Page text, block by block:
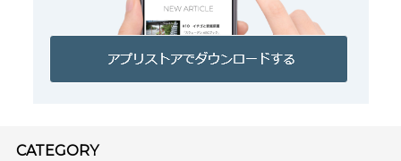
CATEGORY